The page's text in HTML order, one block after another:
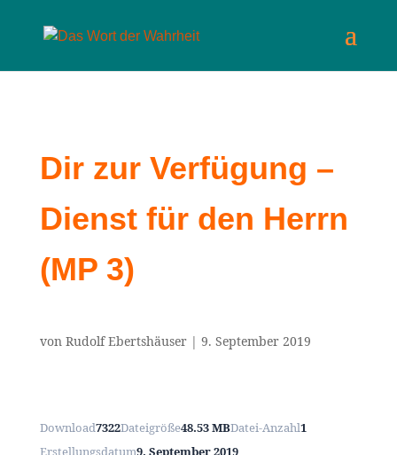
Dir zur Verfügung –
Dienst für den Herrn
(MP 3)
von Rudolf Ebertshäuser| 9. September 2019
Download7322Dateigröße48.53 MBDatei-Anzahl1
Erstellungsdatum9. September 2019